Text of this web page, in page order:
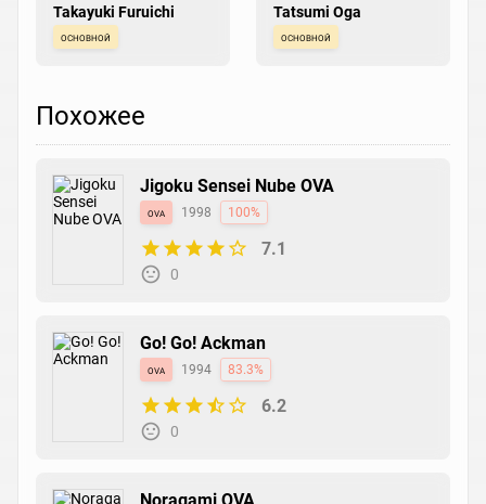
Takayuki Furuichi
основной
Tatsumi Oga
основной
Похожее
Jigoku Sensei Nube OVA
ova 1998 100%
7.1
0
Go! Go! Ackman
ova 1994 83.3%
6.2
0